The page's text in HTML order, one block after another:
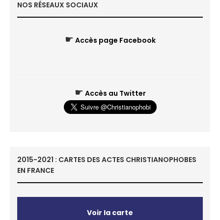
NOS RÉSEAUX SOCIAUX
☛ Accès page Facebook
☛ Accès au Twitter
2015-2021 : CARTES DES ACTES CHRISTIANOPHOBES
EN FRANCE
Voir la carte